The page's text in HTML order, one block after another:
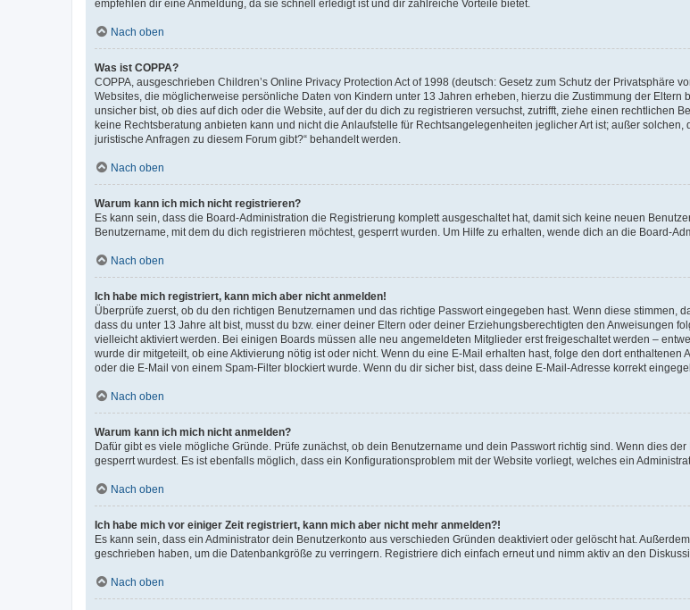
empfehlen dir eine Anmeldung, da sie schnell erledigt ist und dir zahlreiche Vorteile bietet.
Nach oben
Was ist COPPA?
COPPA, ausgeschrieben Children’s Online Privacy Protection Act of 1998 (deutsch: Gesetz zum Schutz der Privatsphäre
Websites, die möglicherweise persönliche Daten von Kindern unter 13 Jahren erheben, hierzu die Zustimmung der
unsicher bist, ob dies auf dich oder die Website, auf der du dich zu registrieren versuchst, zutrifft, ziehe einen rechtlichen
keine Rechtsberatung anbieten kann und nicht die Anlaufstelle für Rechtsangelegenheiten jeglicher Art ist; außer
juristische Anfragen zu diesem Forum gibt?“ behandelt werden.
Nach oben
Warum kann ich mich nicht registrieren?
Es kann sein, dass die Board-Administration die Registrierung komplett ausgeschaltet hat, damit sich keine neuen
Benutzername, mit dem du dich registrieren möchtest, gesperrt wurden. Um Hilfe zu erhalten, wende dich an die Board-
Nach oben
Ich habe mich registriert, kann mich aber nicht anmelden!
Überprüfe zuerst, ob du den richtigen Benutzernamen und das richtige Passwort eingegeben hast. Wenn diese stimmen,
dass du unter 13 Jahre alt bist, musst du bzw. einer deiner Eltern oder deiner Erziehungsberechtigten den Anweisungen
vielleicht aktiviert werden. Bei einigen Boards müssen alle neu angemeldeten Mitglieder erst freigeschaltet werden –
wurde dir mitgeteilt, ob eine Aktivierung nötig ist oder nicht. Wenn du eine E-Mail erhalten hast, folge den dort
oder die E-Mail von einem Spam-Filter blockiert wurde. Wenn du dir sicher bist, dass deine E-Mail-Adresse korrekt
Nach oben
Warum kann ich mich nicht anmelden?
Dafür gibt es viele mögliche Gründe. Prüfe zunächst, ob dein Benutzername und dein Passwort richtig sind. Wenn dies
gesperrt wurdest. Es ist ebenfalls möglich, dass ein Konfigurationsproblem mit der Website vorliegt, welches ein
Nach oben
Ich habe mich vor einiger Zeit registriert, kann mich aber nicht mehr anmelden?!
Es kann sein, dass ein Administrator dein Benutzerkonto aus verschieden Gründen deaktiviert oder gelöscht hat.
geschrieben haben, um die Datenbankgröße zu verringern. Registriere dich einfach erneut und nimm aktiv an den
Nach oben